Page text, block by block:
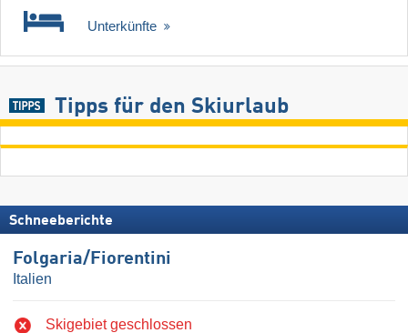
Unterkünfte
Tipps für den Skiurlaub
Schneeberichte
Folgaria/​Fiorentini
Italien
Skigebiet geschlossen